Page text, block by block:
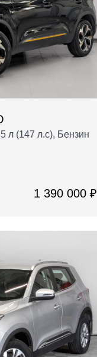
л (147 л.с), Бензин
1 390 000 ₽